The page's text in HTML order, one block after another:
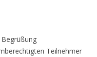
Teilnehmer